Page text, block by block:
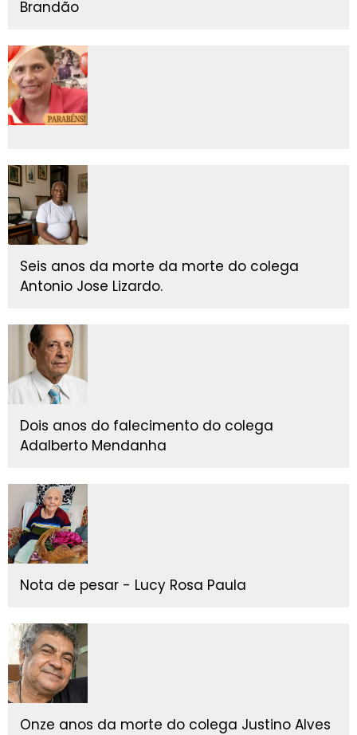
Brandão
Seis anos da morte da morte do colega
Antonio Jose Lizardo.
Dois anos do falecimento do colega
Adalberto Mendanha
Nota de pesar - Lucy Rosa Paula
Onze anos da morte do colega Justino Alves